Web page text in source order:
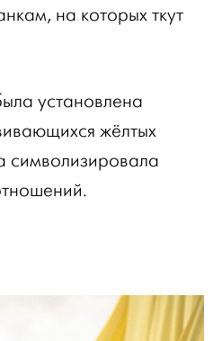
на которых ткут
установлена
жёлтых
символизировала